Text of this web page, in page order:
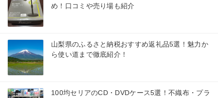
め！口コミや売り場も紹介
山梨県のふるさと納税おすすめ返礼品5選！魅力か
ら使い道まで徹底紹介！
100均セリアのCD・DVDケース5選！不織布・プラ